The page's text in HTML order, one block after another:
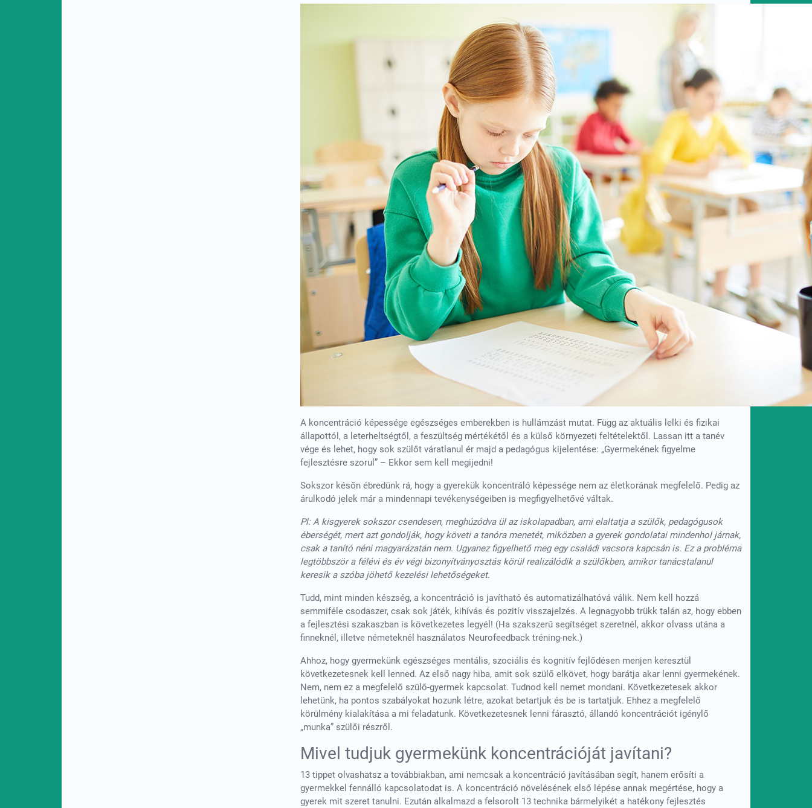
A koncentráció képessége egészséges emberekben is hullámzást mutat. Függ az aktuális lelki és fizikai
állapottól, a leterheltségtől, a feszültség mértékétől és a külső környezeti feltételektől. Lassan itt a tanév
vége és lehet, hogy sok szülőt váratlanul ér majd a pedagógus kijelentése: „Gyermekének figyelme
fejlesztésre szorul” – Ekkor sem kell megijedni!
Sokszor későn ébredünk rá, hogy a gyerekük koncentráló képessége nem az életkorának megfelelő. Pedig az
árulkodó jelek már a mindennapi tevékenységeiben is megfigyelhetővé váltak.
Pl: A kisgyerek sokszor csendesen, meghúzódva ül az iskolapadban, ami elaltatja a szülők, pedagógusok
éberségét, mert azt gondolják, hogy követi a tanóra menetét, miközben a gyerek gondolatai mindenhol járnak,
csak a tanító néni magyarázatán nem. Ugyanez figyelhető meg egy családi vacsora kapcsán is. Ez a probléma
legtöbbször a félévi és év végi bizonyítványosztás körül realizálódik a szülőkben, amikor tanácstalanul
keresik a szóba jöhető kezelési lehetőségeket.
Tudd, mint minden készség, a koncentráció is javítható és automatizálhatóvá válik. Nem kell hozzá
semmiféle csodaszer, csak sok játék, kihívás és pozitív visszajelzés. A legnagyobb trükk talán az, hogy ebben
a fejlesztési szakaszban is következetes legyél! (Ha szakszerű segítséget szeretnél, akkor olvass utána a
finneknél, illetve németeknél használatos Neurofeedback tréning-nek.)
Ahhoz, hogy gyermekünk egészséges mentális, szociális és kognitív fejlődésen menjen keresztül
következetesnek kell lenned. Az első nagy hiba, amit sok szülő elkövet, hogy barátja akar lenni gyermekének.
Nem, nem ez a megfelelő szülő-gyermek kapcsolat. Tudnod kell nemet mondani. Következetesek akkor
lehetünk, ha pontos szabályokat hozunk létre, azokat betartjuk és be is tartatjuk. Ehhez a megfelelő
körülmény kialakítása a mi feladatunk. Következetesnek lenni fárasztó, állandó koncentrációt igénylő
„munka” szülői részről.
Mivel tudjuk gyermekünk koncentrációját javítani?
13 tippet olvashatsz a továbbiakban, ami nemcsak a koncentráció javításában segít, hanem erősíti a
gyermekkel fennálló kapcsolatodat is. A koncentráció növelésének első lépése annak megértése, hogy a
gyerek mit szeret tanulni. Ezután alkalmazd a felsorolt 13 technika bármelyikét a hatékony fejlesztés